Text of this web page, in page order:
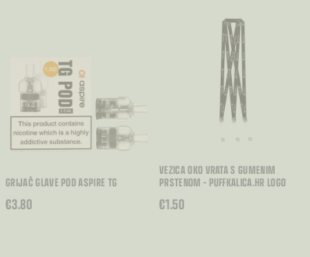
GRIJAČ GLAVE POD ASPIRE TG
€3.80
VEZICA OKO VRATA S GUMENIM
PRSTENOM – PUFFKALICA.HR LOGO
€1.50